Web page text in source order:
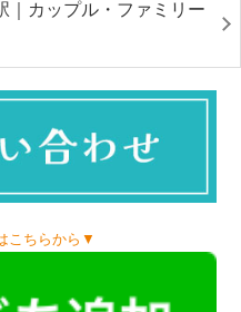
｜カップル・ファミリー
こちらから▼